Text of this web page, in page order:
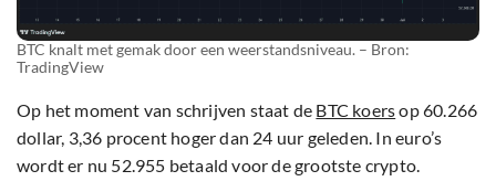
BTC knalt met gemak door een weerstandsniveau. – Bron:
TradingView
Op het moment van schrijven staat de BTC koersop 60.266
dollar, 3,36 procent hoger dan 24 uur geleden. In euro’s
wordt er nu 52.955 betaald voor de grootste crypto.